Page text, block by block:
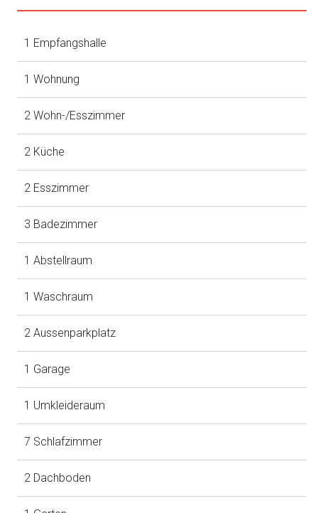
1 Empfangshalle
1 Wohnung
2 Wohn-/Esszimmer
2 Küche
2 Esszimmer
3 Badezimmer
1 Abstellraum
1 Waschraum
2 Aussenparkplatz
1 Garage
1 Umkleideraum
7 Schlafzimmer
2 Dachboden